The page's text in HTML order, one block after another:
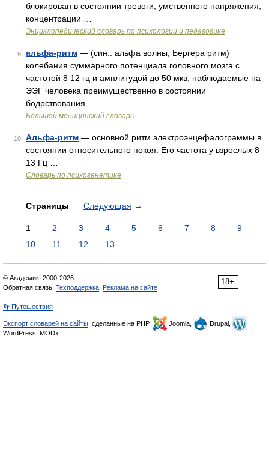
блокирован в состоянии тревоги, умственного напряжения,
концентрации …
Энциклопедический словарь по психологии и педагогике
9 альфа-ритм — (син.: альфа волны, Бергера ритм)
колебания суммарного потенциала головного мозга с
частотой 8 12 гц и амплитудой до 50 мкв, наблюдаемые на
ЭЭГ человека преимущественно в состоянии
бодрствования …
Большой медицинский словарь
10 Альфа-ритм — основной ритм электроэнцефалограммы в
состоянии относительного покоя. Его частота у взрослых 8
13 Гц …
Словарь по психогенетике
Страницы Следующая →
1 2 3 4 5 6 7 8
9
10
11 12 13
18+
© Академик, 2000-2026
Обратная связь: Техподдержка Реклама на сайте
👣 Путешествия
Экспорт словарей на сайты , сделанные на PHP, Joomla,
Drupal,
WordPress, MODx.